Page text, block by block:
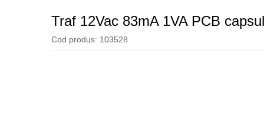
Traf 12Vac 83mA 1VA PCB
Cod produs: 103528